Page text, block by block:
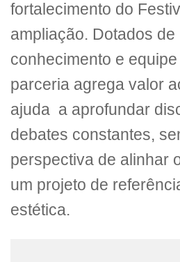
fortalecimento do
ampliação. Dotados de
conhecimento e
parceria agrega valor
ajuda a aprofundar
debates constantes,
perspectiva de alinhar
um projeto de
estética.